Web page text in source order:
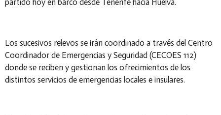
Los sucesivos relevos se irán coordinado a través del Centro
Coordinador de Emergencias y Seguridad (CECOES 112)
donde se reciben y gestionan los ofrecimientos de los
distintos servicios de emergencias locales e insulares.